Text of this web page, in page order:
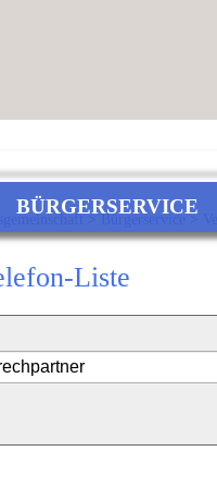
BÜRGERSERVICE
>Bürgerservice>
Liste